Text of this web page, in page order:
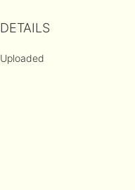
DETAILS
Uploaded